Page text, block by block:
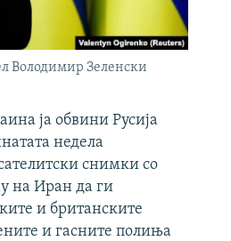
Володимир Зеленски
ја обвини Русија
недела
снимки со
на Иран да ги
и британските
и гасните полиња